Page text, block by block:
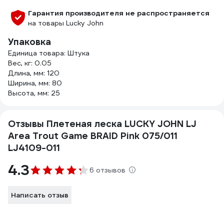
Гарантия производителя не распространяется
на товары Lucky John
Упаковка
Единица товара: Штука
Вес, кг: 0.05
Длина, мм: 120
Ширина, мм: 80
Высота, мм: 25
Отзывы Плетеная леска LUCKY JOHN LJ
Area Trout Game BRAID Pink 075/011
LJ4109-011
4.3 6 отзывов
Написать отзыв